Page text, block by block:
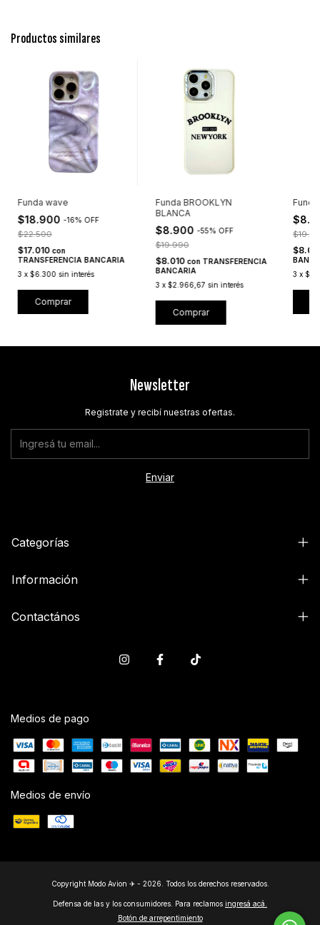
Productos similares
Funda wave
$18.900 -16% OFF
$22.500
$17.010 con
TRANSFERENCIA BANCARIA
3 x $6.300 sin interés
Comprar
Funda BROOKLYN
BLANCA
$8.900 -55% OFF
$19.990
$8.010 con TRANSFERENCIA
BANCARIA
3 x $2.966,67 sin interés
Comprar
Funda
3 x
Newsletter
Registrate y recibí nuestras ofertas.
Categorías
Información
Contactános
Medios de pago
Medios de envío
Copyright Modo Avion ✈ - 2026. Todos los derechos reservados.
Defensa de las y los consumidores. Para reclamos ingresá acá.
Botón de arrepentimiento